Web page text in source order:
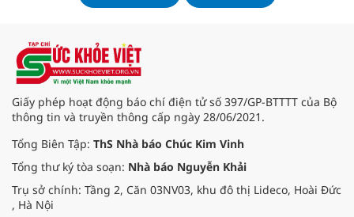
Giấy phép hoạt động báo chí điện tử số 397/GP-BTTTT của Bộ
thông tin và truyền thông cấp ngày 28/06/2021.
Tổng Biên Tập: ThS Nhà báo Chúc Kim Vinh
Tổng thư ký tòa soạn: Nhà báo Nguyễn Khải
Trụ sở chính: Tầng 2, Căn 03NV03, khu đô thị Lideco, Hoài Đức
, Hà Nội